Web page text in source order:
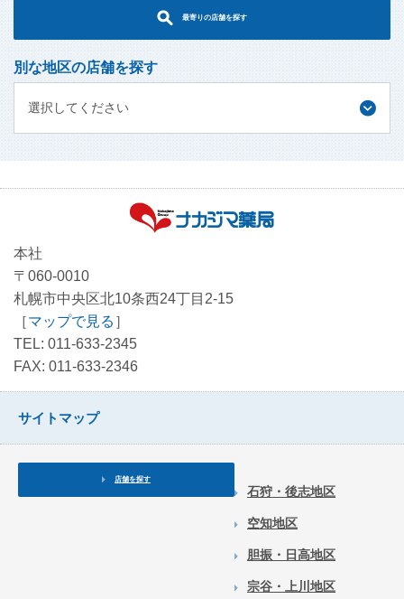
最寄りの店舗を探す
別な地区の店舗を探す
選択してください
本社
〒060-0010
札幌市中央区北10条西24丁目2-15
［マップで見る ］
TEL: 011-633-2345
FAX: 011-633-2346
サイトマップ
店舗を探す
石狩・後志地区
空知地区
胆振・日高地区
宗谷・上川地区